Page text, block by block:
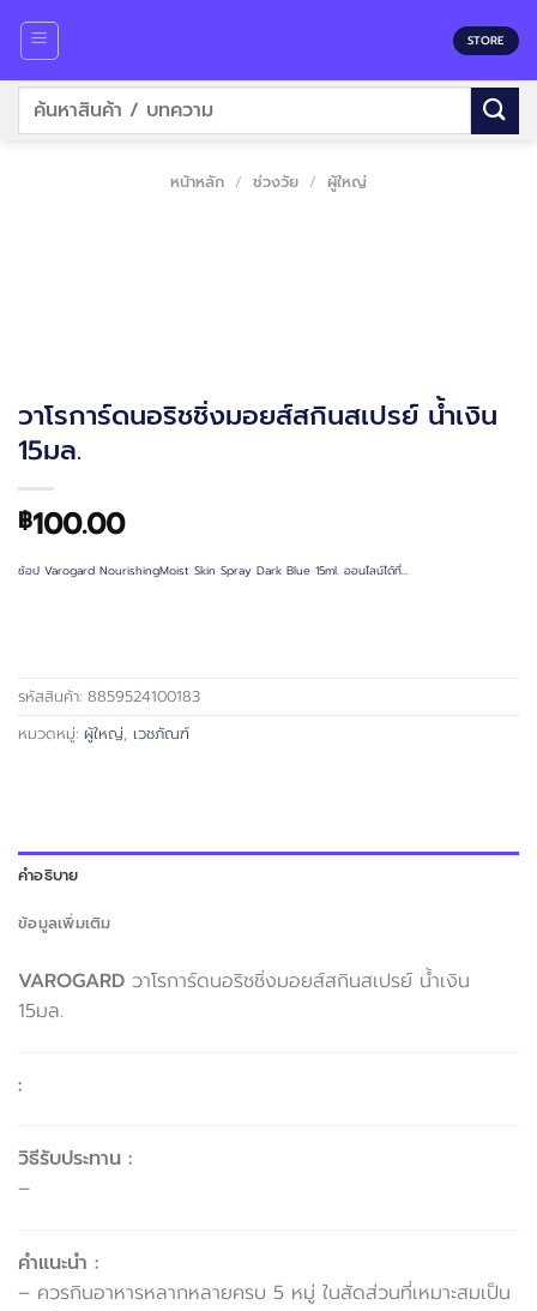
content
STORE
ค้นหา:
หน้าหลัก / ช่วงวัย / ผู้ใหญ่
วาโรการ์ดนอริชชิ่งมอยส์สกินสเปรย์ น้ำเงิน
15มล.
฿100.00
ช้อป Varogard NourishingMoist Skin Spray Dark Blue 15ml. ออนไลน์ได้ที่…
รหัสสินค้า: 8859524100183
หมวดหมู่: ผู้ใหญ่, เวชภัณฑ์
คำอธิบาย
ข้อมูลเพิ่มเติม
VAROGARD วาโรการ์ดนอริชชิ่งมอยส์สกินสเปรย์ น้ำเงิน
15มล.
:
วิธีรับประทาน :
–
คำแนะนำ :
– ควรกินอาหารหลากหลายครบ 5 หมู่ ในสัดส่วนที่เหมาะสมเป็น